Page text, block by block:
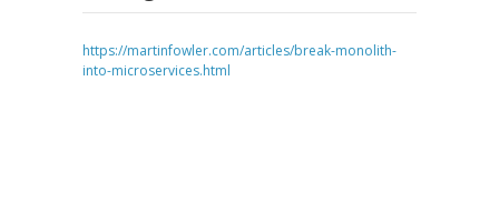
https://martinfowler.com/articles/break-monolith-
into-microservices.html